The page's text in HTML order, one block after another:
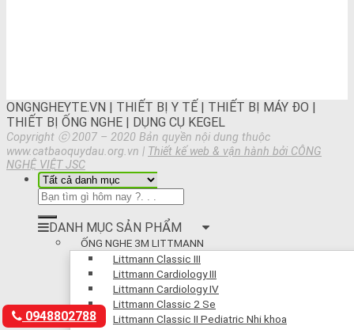
ONGNGHEYTE.VN | THIẾT BỊ Y TẾ | THIẾT BỊ MÁY ĐO |
THIẾT BỊ ỐNG NGHE | DỤNG CỤ KEGEL
Copyright ⓒ 2007 – 2020 Bản quyền nội dung thuộc
www.catbaoquydau.org.vn | Thiết kế web & vận hành bởi CÔNG
NGHỆ VIỆT JSC
DANH MỤC SẢN PHẨM
ỐNG NGHE 3M LITTMANN
Littmann Classic III
Littmann Cardiology III
Littmann Cardiology IV
Littmann Classic 2 Se
Littmann Classic II Pediatric Nhi khoa
0948802788